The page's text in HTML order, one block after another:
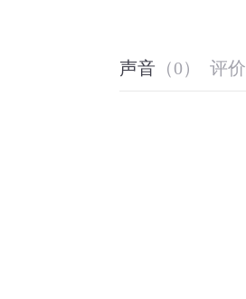
声音 （0） 评价